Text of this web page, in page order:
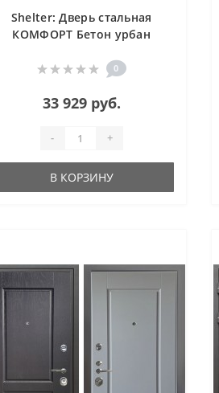
Shelter: Дверь стальная
КОМФОРТ Бетон урбан
0
33 929 руб.
- +
В КОРЗИНУ